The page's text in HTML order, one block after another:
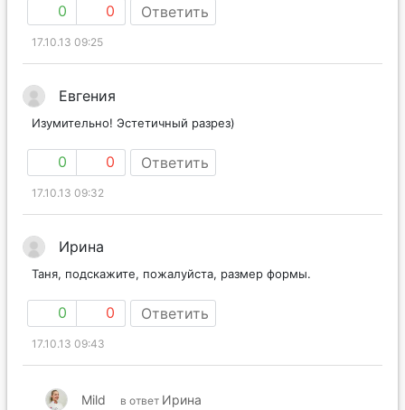
0 0 Ответить
17.10.13 09:25
Евгения
Изумительно! Эстетичный разрез)
0 0 Ответить
17.10.13 09:32
Ирина
Таня, подскажите, пожалуйста, размер формы.
0 0 Ответить
17.10.13 09:43
Mild в ответ Ирина